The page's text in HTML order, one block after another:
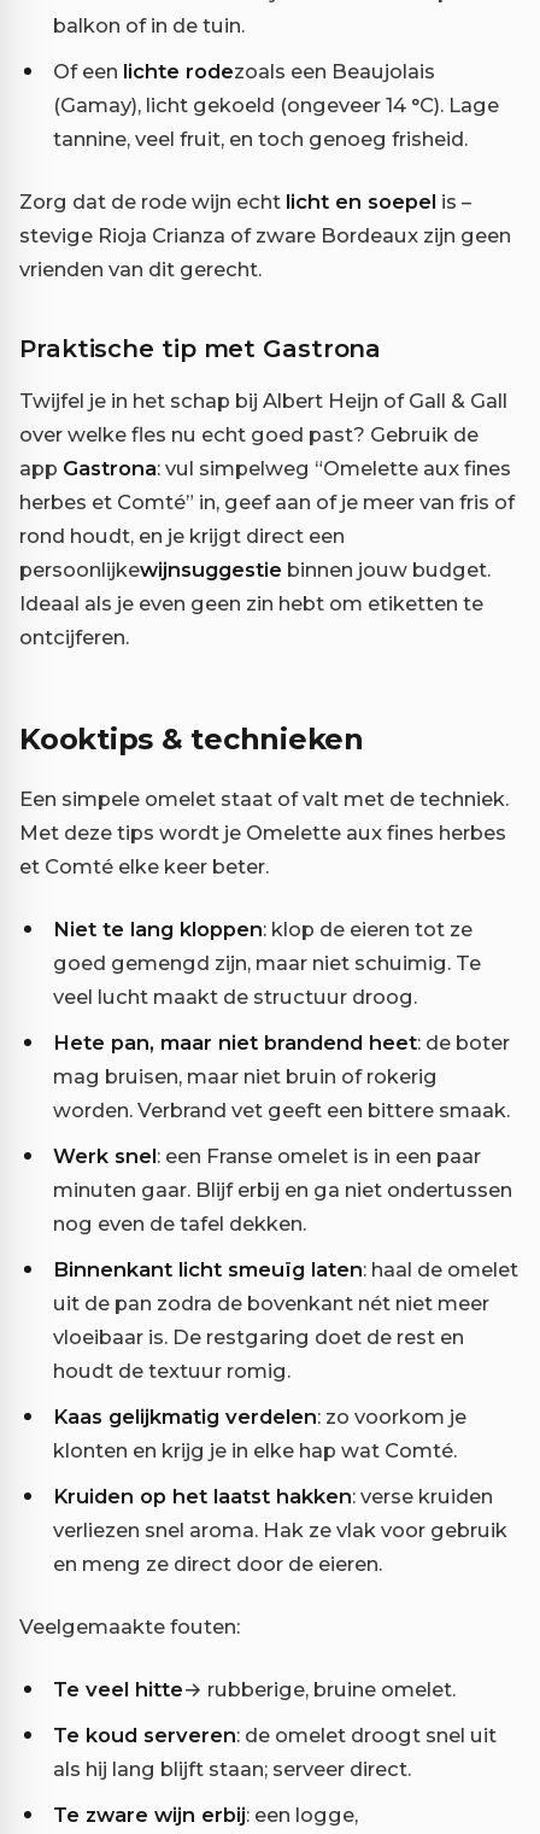
balkon of in de tuin.
Of een lichte rodezoals een Beaujolais
(Gamay), licht gekoeld (ongeveer 14 °C). Lage
tannine, veel fruit, en toch genoeg frisheid.
Zorg dat de rode wijn echt licht en soepel is –
stevige Rioja Crianza of zware Bordeaux zijn geen
vrienden van dit gerecht.
Praktische tip met Gastrona
Twijfel je in het schap bij Albert Heijn of Gall & Gall
over welke fles nu echt goed past? Gebruik de
app Gastrona: vul simpelweg “Omelette aux fines
herbes et Comté” in, geef aan of je meer van fris of
rond houdt, en je krijgt direct een
persoonlijkewijnsuggestie binnen jouw budget.
Ideaal als je even geen zin hebt om etiketten te
ontcijferen.
Kooktips & technieken
Een simpele omelet staat of valt met de techniek.
Met deze tips wordt je Omelette aux fines herbes
et Comté elke keer beter.
Niet te lang kloppen: klop de eieren tot ze
goed gemengd zijn, maar niet schuimig. Te
veel lucht maakt de structuur droog.
Hete pan, maar niet brandend heet: de boter
mag bruisen, maar niet bruin of rokerig
worden. Verbrand vet geeft een bittere smaak.
Werk snel: een Franse omelet is in een paar
minuten gaar. Blijf erbij en ga niet ondertussen
nog even de tafel dekken.
Binnenkant licht smeuïg laten: haal de omelet
uit de pan zodra de bovenkant nét niet meer
vloeibaar is. De restgaring doet de rest en
houdt de textuur romig.
Kaas gelijkmatig verdelen: zo voorkom je
klonten en krijg je in elke hap wat Comté.
Kruiden op het laatst hakken: verse kruiden
verliezen snel aroma. Hak ze vlak voor gebruik
en meng ze direct door de eieren.
Veelgemaakte fouten:
Te veel hitte→ rubberige, bruine omelet.
Te koud serveren: de omelet droogt snel uit
als hij lang blijft staan; serveer direct.
Te zware wijn erbij: een logge,